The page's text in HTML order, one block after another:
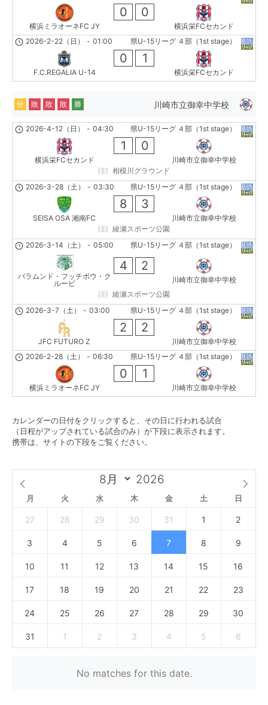
横浜ミラオーネFC JY
0 0
横浜栄FCセカンド
県U-15リーグ ４部（1st stage）
2026-2-22（日） - 01:00
F.C.REGALIA U-14
0 1
横浜栄FCセカンド
川崎市立御幸中学校
分 敗 敗 敗 勝
県U-15リーグ ４部（1st stage）
2026-4-12（日） - 04:30
横浜栄FCセカンド
1 0
川崎市立御幸中学校
相模川グラウンド
県U-15リーグ ４部（1st stage）
2026-3-28（土） - 03:30
SEISA OSA 湘南FC
8 3
川崎市立御幸中学校
綾瀬スポーツ公園
県U-15リーグ ４部（1st stage）
2026-3-14（土） - 05:00
パラムンド・フッチボウ・ク
ルービ
4 2
川崎市立御幸中学校
綾瀬スポーツ公園
県U-15リーグ ４部（1st stage）
2026-3-7（土） - 03:00
JFC FUTURO Z
2 2
川崎市立御幸中学校
県U-15リーグ ４部（1st stage）
2026-2-28（土） - 06:30
横浜ミラオーネFC JY
0 1
川崎市立御幸中学校
カレンダーの日付をクリックすると、その日に行われる試合
（日程がアップされている試合のみ）が下段に表示されます。
携帯は、サイトの下段をご覧ください。
月 火 水 木 金 土 日
27 28 29 30 31 1 2
3 4 5 6 7 8 9
10 11 12 13 14 15 16
17 18 19 20 21 22 23
24 25 26 27 28 29 30
31 1 2 3 4 5 6
No matches for this date.